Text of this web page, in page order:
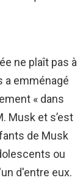
ne plaît pas à
a emménagé
« dans
Musk et s’est
de Musk
ou
d'entre eux.